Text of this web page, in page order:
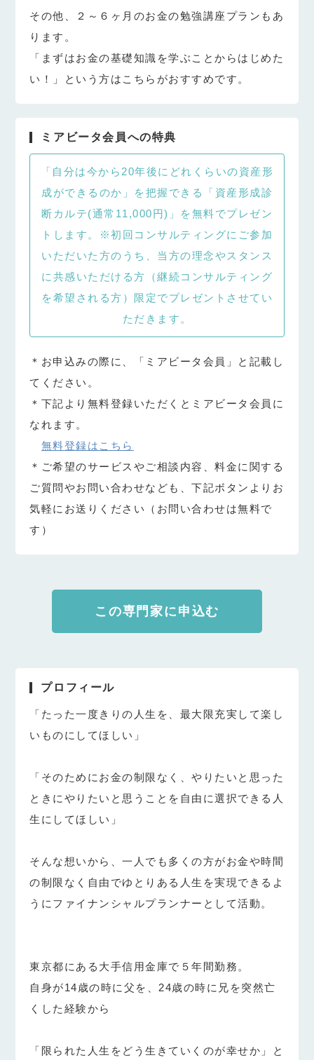
その他、２～６ヶ月のお金の勉強講座プランもあ
ります。
「まずはお金の基礎知識を学ぶことからはじめた
い！」という方はこちらがおすすめです。
ミアビータ会員への特典
「自分は今から20年後にどれくらいの資産形
成ができるのか」を把握できる「資産形成診
断カルテ(通常11,000円)」を無料でプレゼン
トします。※初回コンサルティングにご参加
いただいた方のうち、当方の理念やスタンス
に共感いただける方（継続コンサルティング
を希望される方）限定でプレゼントさせてい
ただきます。
＊お申込みの際に、「ミアビータ会員」と記載し
てください。
＊下記より無料登録いただくとミアビータ会員に
なれます。
無料登録はこちら
＊ご希望のサービスやご相談内容、料金に関する
ご質問やお問い合わせなども、下記ボタンよりお
気軽にお送りください（お問い合わせは無料で
す）
プロフィール
「たった一度きりの人生を、最大限充実して楽し
いものにしてほしい」
「そのためにお金の制限なく、やりたいと思った
ときにやりたいと思うことを自由に選択できる人
生にしてほしい」
そんな想いから、一人でも多くの方がお金や時間
の制限なく自由でゆとりある人生を実現できるよ
うにファイナンシャルプランナーとして活動。
東京都にある大手信用金庫で５年間勤務。
自身が14歳の時に父を、24歳の時に兄を突然亡
くした経験から
「限られた人生をどう生きていくのが幸せか」と